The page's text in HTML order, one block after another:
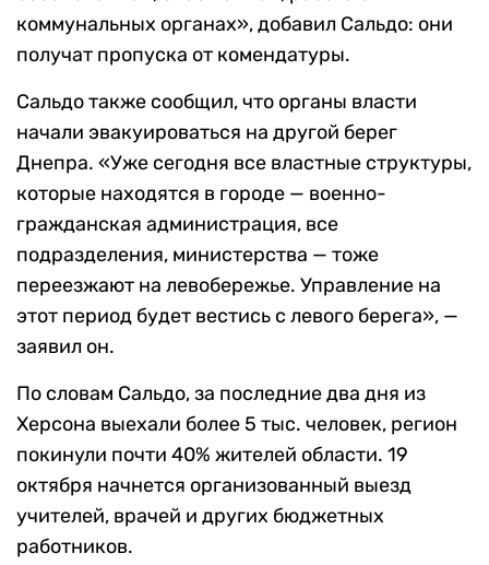
коммунальных органах», добавил Сальдо: они
получат пропуска от комендатуры.
Сальдо также сообщил, что органы власти
начали эвакуироваться на другой берег
Днепра. «Уже сегодня все властные структуры,
которые находятся в городе — военно-
гражданская администрация, все
подразделения, министерства — тоже
переезжают на левобережье. Управление на
этот период будет вестись с левого берега», —
заявил он.
По словам Сальдо, за последние два дня из
Херсона выехали более 5 тыс. человек, регион
покинули почти 40% жителей области. 19
октября начнется организованный выезд
учителей, врачей и других бюджетных
работников.